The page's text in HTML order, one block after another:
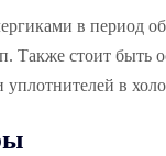
в период
Также стоит быть
уплотнителей в